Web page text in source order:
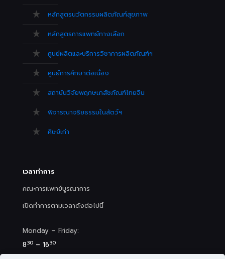
หลักสูตรนวัตกรรมผลิตภัณฑ์สุขภาพ
หลักสูตรการแพทย์ทางเลือก
ศูนย์ผลิตและบริการวิชาการผลิตภัณฑ์ฯ
ศูนย์การศึกษาต่อเนื่อง
สถาบันวิจัยพฤกษเภสัชภัณฑ์ไทยจีน
พิจารณาจริยธรรมในสัตว์ฯ
ศิษย์เก่า
เวลาทำการ
คณะการแพทย์บูรณาการ
เปิดทำการตามเวลาดังต่อไปนี้
Monday – Friday:
830 – 1630